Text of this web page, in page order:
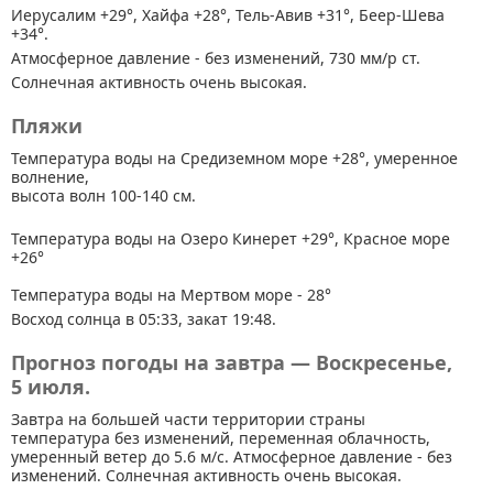
Иерусалим +29°, Хайфа +28°, Тель-Авив +31°, Беер-Шева
+34°.
Атмосферное давление - без изменений, 730 мм/р ст.
Солнечная активность очень высокая.
Пляжи
Температура воды на Средиземном море +28°, умеренное
волнение,
высота волн 100-140 см.
Температура воды на Озеро Кинерет +29°, Красное море
+26°
Температура воды на Мертвом море - 28°
Восход солнца в 05:33, закат 19:48.
Прогноз погоды на завтра — Воскресенье,
5 июля.
Завтра на большей части территории страны
температура без изменений, переменная облачность,
умеренный ветер до 5.6 м/с. Атмосферное давление - без
изменений. Солнечная активность очень высокая.